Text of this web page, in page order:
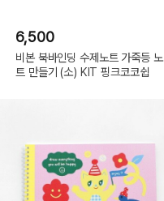
6,500
비본 북바인딩 수제노트 가죽등 노
트 만들기 (소) KIT 핑크코코쉽